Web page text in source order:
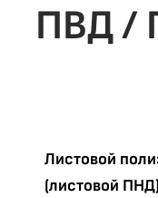
ПВД /
Листовой
(листовой ПНД)